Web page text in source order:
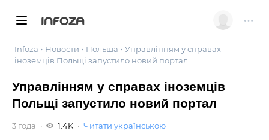
INFOZA
Infoza Новости Польша
Управлінням у справах
іноземців Польщі запустило новий портал
Управлінням у справах іноземців
Польщі запустило новий портал
3 года 1.4K Читати українською